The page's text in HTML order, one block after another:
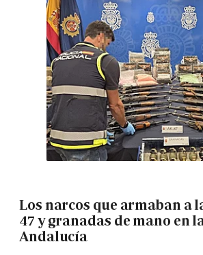
Los narcos que armaban a
47 y granadas de mano en
Andalucía